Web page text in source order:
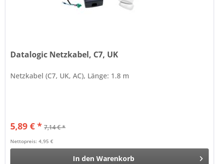
Datalogic Netzkabel, C7, UK
Netzkabel (C7, UK, AC), Länge: 1.8 m
5,89 € * 7,14 € *
Nettopreis: 4,95 €
In den Warenkorb